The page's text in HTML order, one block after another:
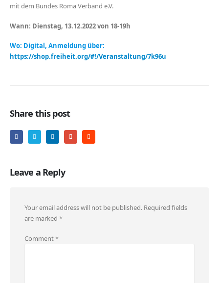
mit dem Bundes Roma Verband e.V.
Wann: Dienstag, 13.12.2022 von 18-19h
Wo: Digital, Anmeldung über:
https://shop.freiheit.org/#!/Veranstaltung/7k96u
Share this post
Leave a Reply
Your email address will not be published. Required fields
are marked *
Comment*